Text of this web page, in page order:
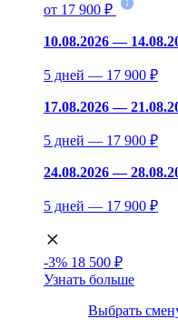
от 17 900 ₽
10.08.2026 —
5 дней — 17 900 ₽
17.08.2026 —
5 дней — 17 900 ₽
24.08.2026 —
5 дней — 17 900 ₽
-3% 18 500 ₽
Узнать больше
Выбрать